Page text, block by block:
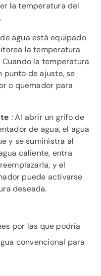
la temperatura del
agua está equipado
la temperatura
la temperatura
punto de ajuste, se
o quemador para
: Al abrir un grifo de
de agua, el agua
y se suministra al
caliente, entra
y el
puede activarse
deseada.
por las que podría
convencional para